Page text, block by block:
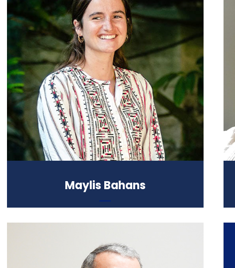
Maylis Bahans
Psychologue clinicienne
Formation :
Master de Psychologie clinique et
Psychopathologie intégrative
(Université de Paris-Descartes)